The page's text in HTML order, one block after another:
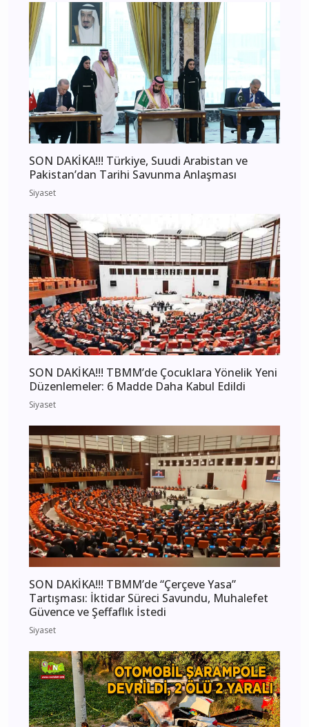
SON DAKİKA!!! Türkiye, Suudi Arabistan ve
Pakistan’dan Tarihi Savunma Anlaşması
Siyaset
SON DAKİKA!!! TBMM’de Çocuklara Yönelik Yeni
Düzenlemeler: 6 Madde Daha Kabul Edildi
Siyaset
SON DAKİKA!!! TBMM’de “Çerçeve Yasa”
Tartışması: İktidar Süreci Savundu, Muhalefet
Güvence ve Şeffaflık İstedi
Siyaset